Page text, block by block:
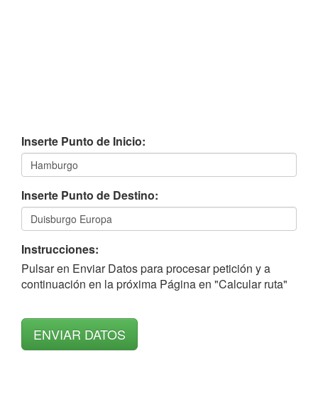
Inserte Punto de Inicio:
Inserte Punto de Destino:
Instrucciones:
Pulsar en Enviar Datos para procesar petición y a
continuación en la próxima Página en "Calcular ruta"